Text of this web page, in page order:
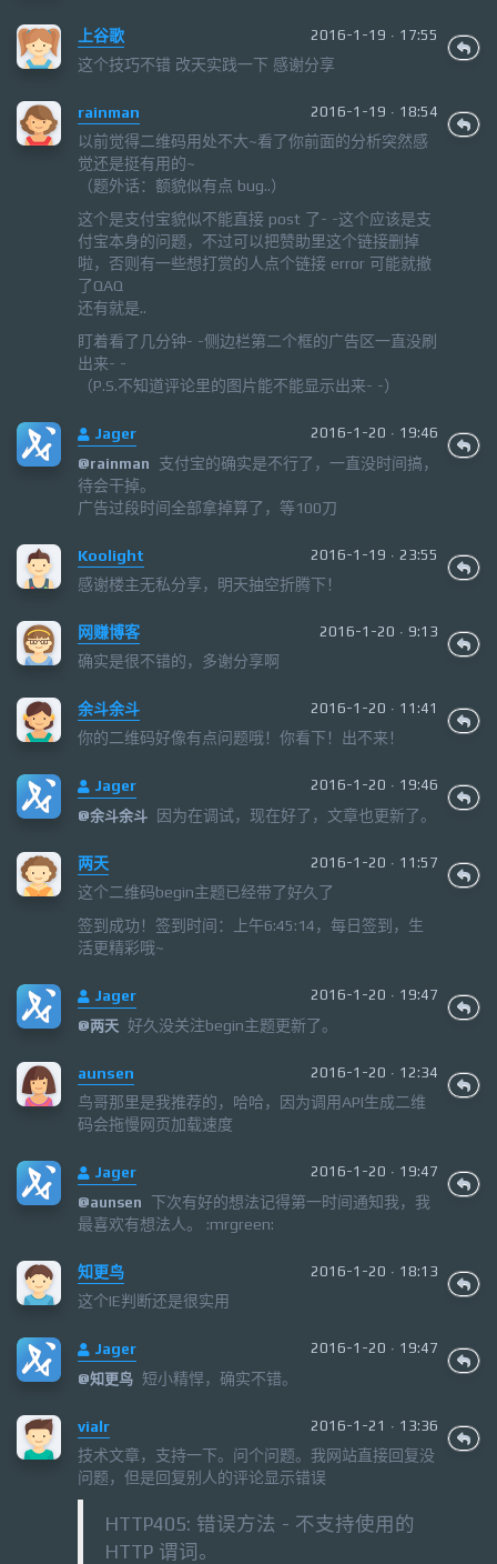
上谷歌 2016-1-19 · 17:55
这个技巧不错 改天实践一下 感谢分享
rainman 2016-1-19 · 18:54
以前觉得二维码用处不大~看了你前面的分析突然感
觉还是挺有用的~
（题外话：额貌似有点 bug..）
这个是支付宝貌似不能直接 post 了- -这个应该是支
付宝本身的问题，不过可以把赞助里这个链接删掉
啦，否则有一些想打赏的人点个链接 error 可能就撤
了QAQ
还有就是..
盯着看了几分钟- -侧边栏第二个框的广告区一直没刷
出来- -
（P.S.不知道评论里的图片能不能显示出来- -）
Jager
2016-1-20 · 19:46
@rainman
支付宝的确实是不行了，一直没时间搞，
待会干掉。
广告过段时间全部拿掉算了，等100刀
Koolight 2016-1-19 · 23:55
感谢楼主无私分享，明天抽空折腾下！
网赚博客 2016-1-20 · 9:13
确实是很不错的，多谢分享啊
余斗余斗 2016-1-20 · 11:41
你的二维码好像有点问题哦！你看下！出不来！
Jager
2016-1-20 · 19:46
@余斗余斗 因为在调试，现在好了，文章也更新了。
两天 2016-1-20 · 11:57
这个二维码begin主题已经带了好久了
签到成功！签到时间：上午6:45:14，每日签到，生
活更精彩哦~
Jager
2016-1-20 · 19:47
@两天 好久没关注begin主题更新了。
aunsen 2016-1-20 · 12:34
鸟哥那里是我推荐的，哈哈，因为调用API生成二维
码会拖慢网页加载速度
Jager
2016-1-20 · 19:47
@aunsen
下次有好的想法记得第一时间通知我，我
最喜欢有想法人。 :mrgreen:
知更鸟 2016-1-20 · 18:13
这个IE判断还是很实用
Jager
2016-1-20 · 19:47
@知更鸟 短小精悍，确实不错。
vialr 2016-1-21 · 13:36
技术文章，支持一下。问个问题。我网站直接回复没
问题，但是回复别人的评论显示错误
HTTP405: 错误方法 - 不支持使用的
HTTP 谓词。